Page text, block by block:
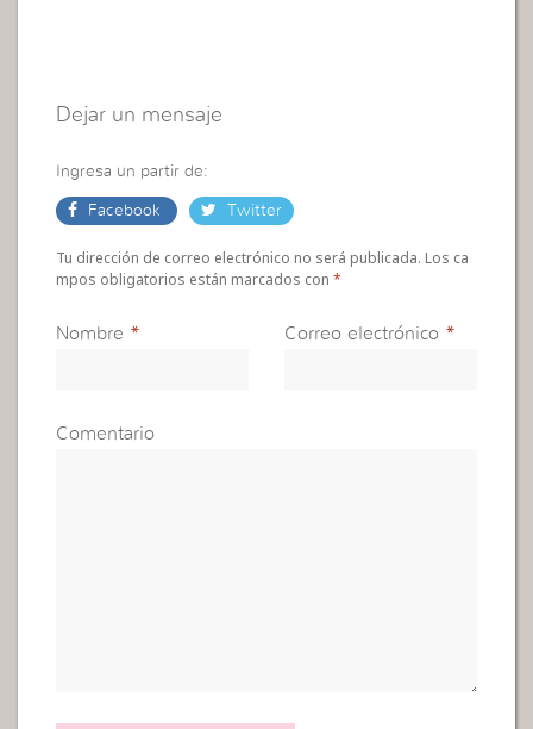
Dejar un mensaje
Ingresa un partir de:
Facebook Twitter
Tu dirección de correo electrónico no será publicada. Los ca
mpos obligatorios están marcados con*
Nombre * Correo electrónico *
Comentario